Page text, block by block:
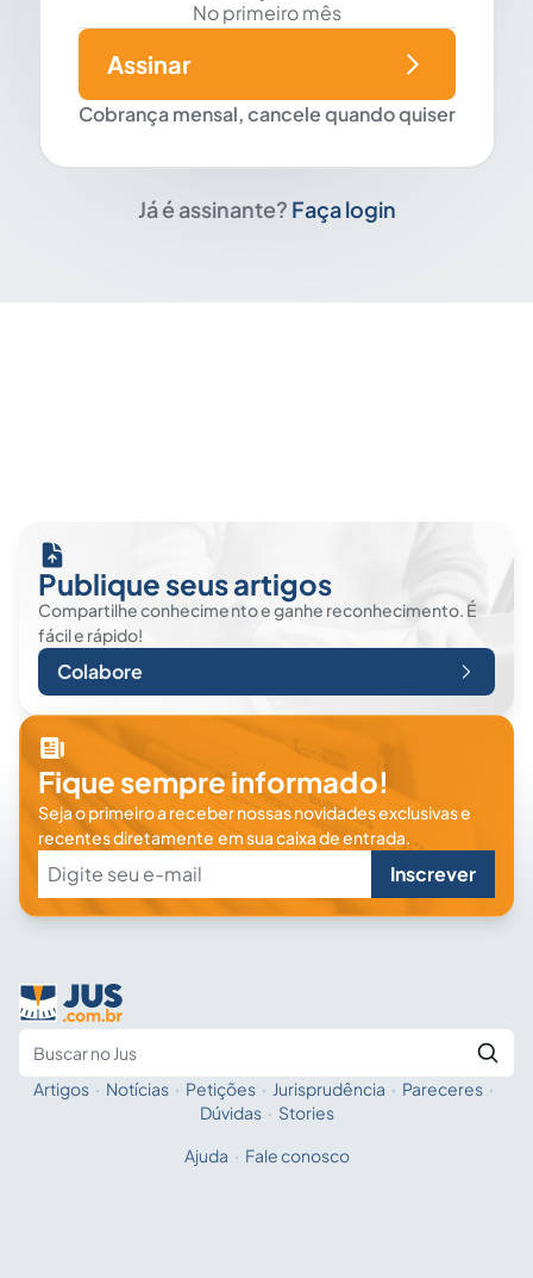
No primeiro mês
Cobrança mensal, cancele quando quiser
Assinar
Já é assinante? Faça login
Publique seus artigos
Compartilhe conhecimento e ganhe reconhecimento. É
fácil e rápido!
Colabore
Fique sempre informado!
Seja o primeiro a receber nossas novidades exclusivas e
recentes diretamente em sua caixa de entrada.
Inscrever
Fale com a IA
Artigos · Notícias · Petições · Jurisprudência · Pareceres ·
Dúvidas · Stories
Ajuda · Fale conosco